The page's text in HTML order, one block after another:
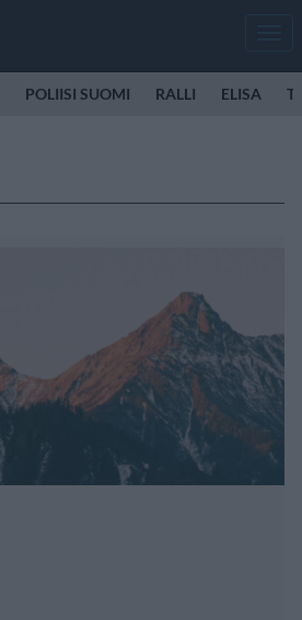
POLIISI SUOMI RALLI ELISA